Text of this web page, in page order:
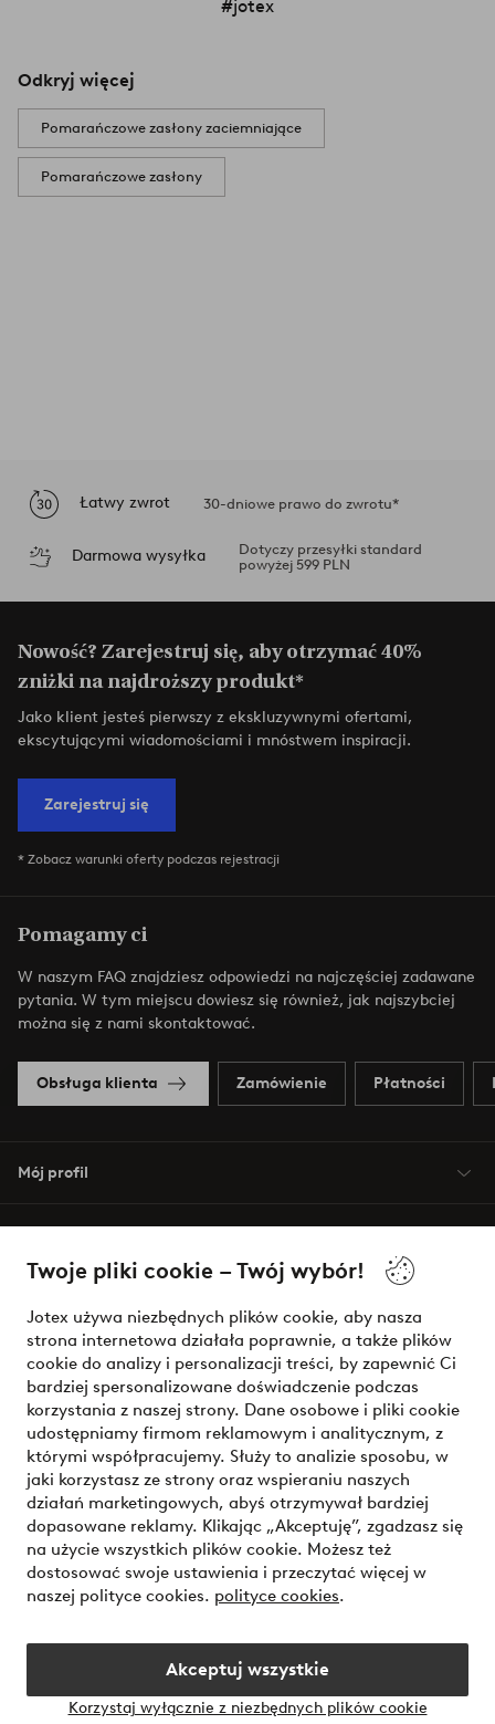
Twoje pliki cookie – Twój wybór!
Jotex używa niezbędnych plików cookie, aby nasza
strona internetowa działała poprawnie, a także plików
cookie do analizy i personalizacji treści, by zapewnić Ci
bardziej spersonalizowane doświadczenie podczas
korzystania z naszej strony. Dane osobowe i pliki cookie
udostępniamy firmom reklamowym i analitycznym, z
którymi współpracujemy. Służy to analizie sposobu, w
jaki korzystasz ze strony oraz wspieraniu naszych
działań marketingowych, abyś otrzymywał bardziej
dopasowane reklamy. Klikając „Akceptuję”, zgadzasz się
na użycie wszystkich plików cookie. Możesz też
dostosować swoje ustawienia i przeczytać więcej w
naszej polityce cookies. polityce cookies.
Akceptuj wszystkie
Korzystaj wyłącznie z niezbędnych plików cookie
#jotex
Odkryj więcej
Pomarańczowe zasłony zaciemniające
Pomarańczowe zasłony
Łatwy zwrot 30-dniowe prawo do zwrotu*
Darmowa wysyłka
Dotyczy przesyłki standard
powyżej 599 PLN
Nowość? Zarejestruj się, aby otrzymać 40%
zniżki na najdroższy produkt*
Jako klient jesteś pierwszy z ekskluzywnymi ofertami,
ekscytującymi wiadomościami i mnóstwem inspiracji.
Zarejestruj się
* Zobacz warunki oferty podczas rejestracji
Pomagamy ci
W naszym FAQ znajdziesz odpowiedzi na najczęściej zadawane
pytania. W tym miejscu dowiesz się również, jak najszybciej
można się z nami skontaktować.
Obsługa klienta Zamówienie Płatności
Mój profil
Warunki
Bezpieczne płatności - zapłać teraz lub podziel się
Chcesz dowiedzieć się więcej o naszych opcjach płatności